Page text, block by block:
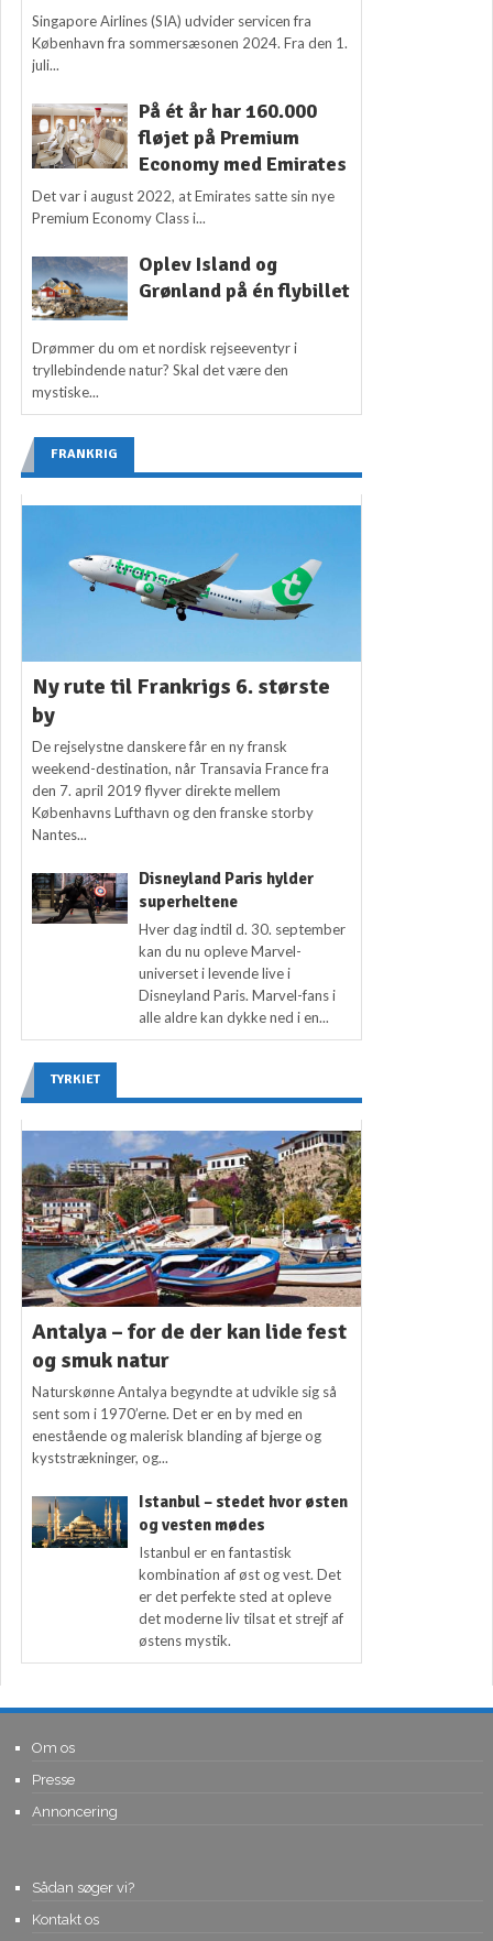
Singapore Airlines (SIA) udvider servicen fra
København fra sommersæsonen 2024. Fra den 1.
juli...
På ét år har 160.000
fløjet på Premium
Economy med Emirates
Det var i august 2022, at Emirates satte sin nye
Premium Economy Class i...
Oplev Island og
Grønland på én flybillet
Drømmer du om et nordisk rejseeventyr i
tryllebindende natur? Skal det være den
mystiske...
FRANKRIG
Ny rute til Frankrigs 6. største
by
De rejselystne danskere får en ny fransk
weekend-destination, når Transavia France fra
den 7. april 2019 flyver direkte mellem
Københavns Lufthavn og den franske storby
Nantes...
Disneyland Paris hylder
superheltene
Hver dag indtil d. 30. september
kan du nu opleve Marvel-
universet i levende live i
Disneyland Paris. Marvel-fans i
alle aldre kan dykke ned i en...
TYRKIET
Antalya – for de der kan lide fest
og smuk natur
Naturskønne Antalya begyndte at udvikle sig så
sent som i 1970’erne. Det er en by med en
enestående og malerisk blanding af bjerge og
kyststrækninger, og...
Istanbul – stedet hvor østen
og vesten mødes
Istanbul er en fantastisk
kombination af øst og vest. Det
er det perfekte sted at opleve
det moderne liv tilsat et strejf af
østens mystik.
Om os
Presse
Annoncering
Sådan søger vi?
Kontakt os